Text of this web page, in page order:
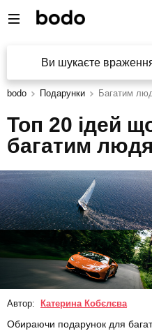
Ви шукаєте
bodo Подарунки Багатим
Топ 20 ідей
багатим
Автор: Катерина Кобєлєва
Обираючи подарунок для